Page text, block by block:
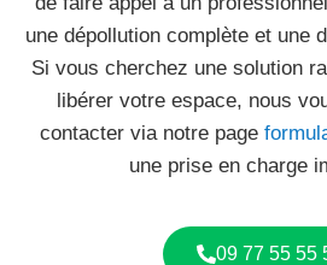
une dépollution complète et une
Si vous cherchez une solution
libérer votre espace, nous
contacter via notre page
une prise en charge
09 77 55 55